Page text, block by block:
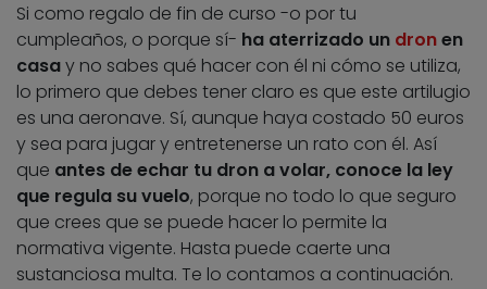
Si como regalo de fin de curso -o por tu
cumpleaños, o porque sí- ha aterrizado un dronen
casay no sabes qué hacer con él ni cómo se utiliza,
lo primero que debes tener claro es que este artilugio
es una aeronave. Sí, aunque haya costado 50 euros
y sea para jugar y entretenerse un rato con él. Así
que antes de echar tu dron a volar, conoce la ley
que regula su vuelo, porque no todo lo que seguro
que crees que se puede hacer lo permite la
normativa vigente. Hasta puede caerte una
sustanciosa multa. Te lo contamos a continuación.